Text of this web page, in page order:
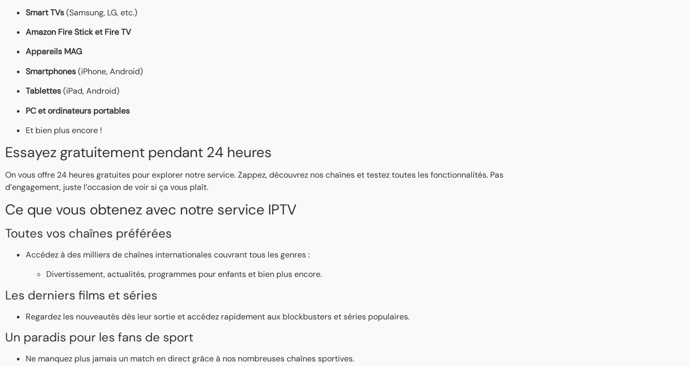
Smart TVs(Samsung, LG, etc.)
Amazon Fire Stick et Fire TV
Appareils MAG
Smartphones(iPhone, Android)
Tablettes(iPad, Android)
PC et ordinateurs portables
Et bien plus encore !
Essayez gratuitement pendant 24 heures
On vous offre 24 heures gratuites pour explorer notre service. Zappez, découvrez nos chaînes et testez toutes les fonctionnalités. Pas
d’engagement, juste l’occasion de voir si ça vous plaît.
Ce que vous obtenez avec notre service IPTV
Toutes vos chaînes préférées
Accédez à des milliers de chaînes internationales couvrant tous les genres :
Divertissement, actualités, programmes pour enfants et bien plus encore.
Les derniers films et séries
Regardez les nouveautés dès leur sortie et accédez rapidement aux blockbusters et séries populaires.
Un paradis pour les fans de sport
Ne manquez plus jamais un match en direct grâce à nos nombreuses chaînes sportives.